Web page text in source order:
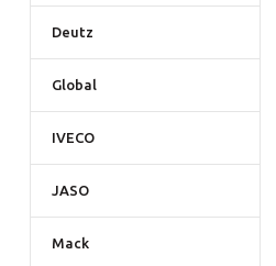
Deutz
Global
IVECO
JASO
Mack